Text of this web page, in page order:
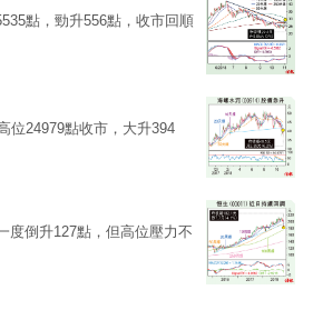
點，勁升556點，收市回順
位24979點收市，大升394
度倒升127點，但高位壓力不